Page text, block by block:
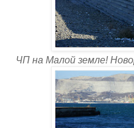
ЧП на Малой земле!